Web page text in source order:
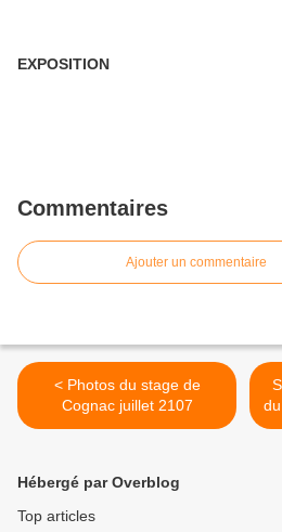
EXPOSITION
Commentaires
Ajouter un commentaire
< Photos du stage de
Cognac juillet 2107
Hébergé par Overblog
Top articles